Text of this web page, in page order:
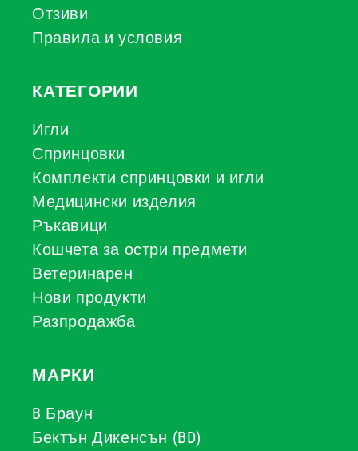
Отзиви
Правила и условия
КАТЕГОРИИ
Игли
Спринцовки
Комплекти спринцовки и игли
Медицински изделия
Ръкавици
Кошчета за остри предмети
Ветеринарен
Нови продукти
Разпродажба
МАРКИ
B Браун
Бектън Дикенсън (BD)